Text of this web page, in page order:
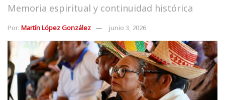
Memoria espiritual y continuidad histórica
Por: Martín López González junio 3, 2026